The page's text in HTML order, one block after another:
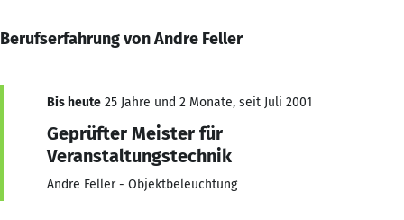
Berufserfahrung von Andre Feller
Bis heute 25 Jahre und 2 Monate, seit Juli 2001
Geprüfter Meister für
Veranstaltungstechnik
Andre Feller - Objektbeleuchtung